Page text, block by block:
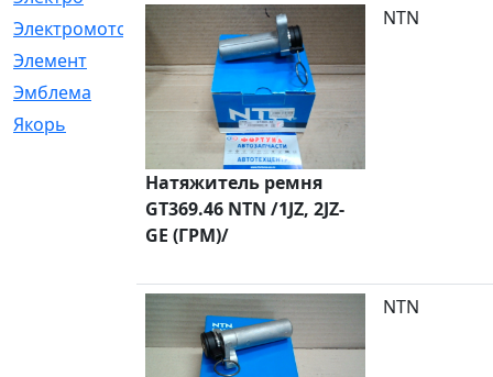
Электромотор
[1]
Элемент
[5]
Эмблема
[1]
Якорь
[4]
Натяжитель ремня
GT369.46 NTN /1JZ, 2JZ-
GE (ГРМ)/
NTN
NTN